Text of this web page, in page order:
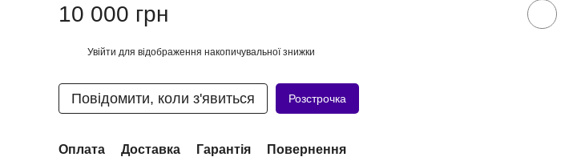
10 000 грн
Увійти для відображення накопичувальної знижки
Повідомити, коли з'явиться Розстрочка
Оплата Доставка Гарантія Повернення